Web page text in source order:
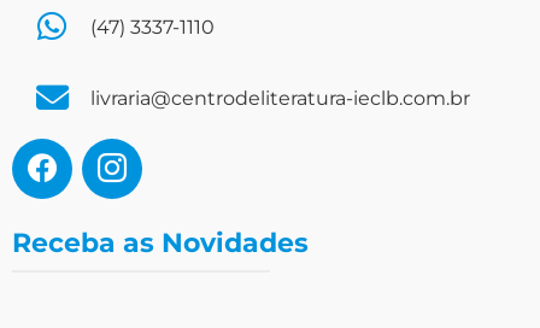
(47) 3337-1110
livraria@centrodeliteratura-ieclb.com.br
Receba as Novidades